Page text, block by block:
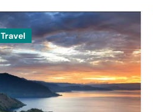
Travel